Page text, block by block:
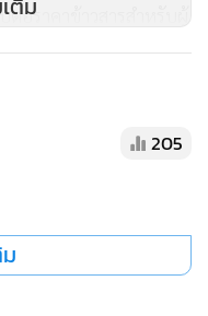
อราคาข้าวสารสำหรับผู้
นร่วมกันในการที่จะ
ะจายตัว และกำหนดเป้า
กันระหว่างกระทรวง
งสี และผู้ส่งออกข้าว ที่
พันธุ์ที่เป็นความต้องการ
ติม
205